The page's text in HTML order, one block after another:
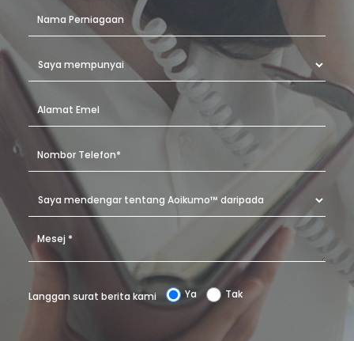
Langgan surat berita kami Ya Tak